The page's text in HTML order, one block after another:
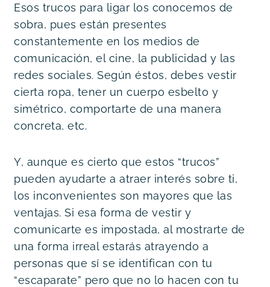
Esos trucos para ligar los conocemos de
sobra, pues están presentes
constantemente en los medios de
comunicación, el cine, la publicidad y las
redes sociales. Según éstos, debes vestir
cierta ropa, tener un cuerpo esbelto y
simétrico, comportarte de una manera
concreta, etc.
Y, aunque es cierto que estos “trucos”
pueden ayudarte a atraer interés sobre ti,
los inconvenientes son mayores que las
ventajas. Si esa forma de vestir y
comunicarte es impostada, al mostrarte de
una forma irreal estarás atrayendo a
personas que sí se identifican con tu
“escaparate” pero que no lo hacen con tu